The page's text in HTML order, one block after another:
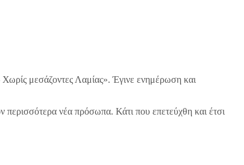
μεσάζοντες Λαμίας». Έγινε ενημέρωση και
περισσότερα νέα πρόσωπα. Κάτι που επετεύχθη και έτσι